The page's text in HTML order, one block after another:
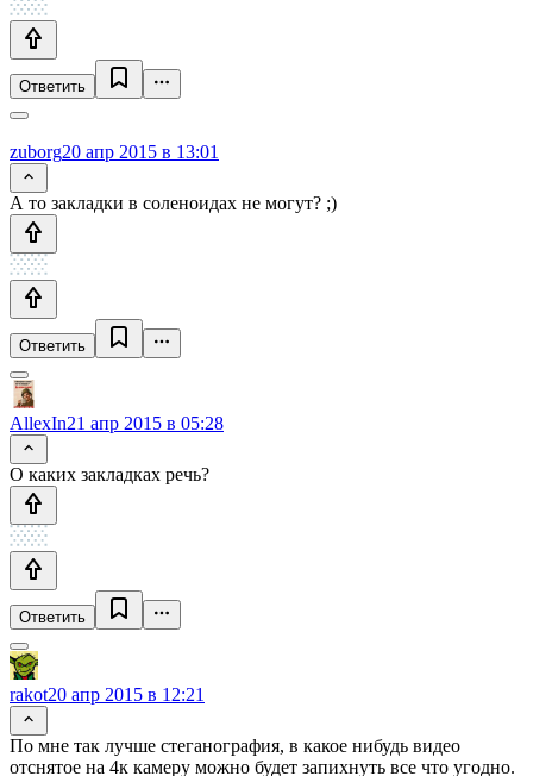
Ответить
zuborg20 апр 2015 в 13:01
А то закладки в соленоидах не могут? ;)
Ответить
AllexIn21 апр 2015 в 05:28
О каких закладках речь?
Ответить
rakot20 апр 2015 в 12:21
По мне так лучше стеганография, в какое нибудь видео
отснятое на 4к камеру можно будет запихнуть все что угодно.